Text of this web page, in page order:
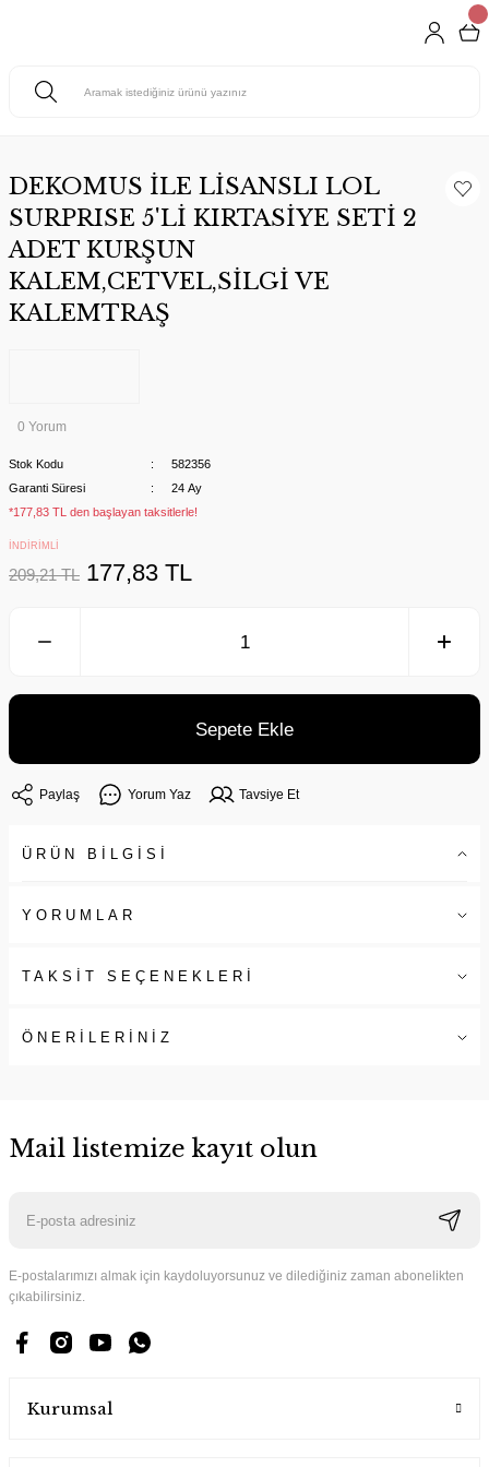
DEKOMUS İLE LİSANSLI LOL
SURPRISE 5'Lİ KIRTASİYE SETİ 2
ADET KURŞUN
KALEM,CETVEL,SİLGİ VE
KALEMTRAŞ
0 Yorum
Stok Kodu
582356
Garanti Süresi
24 Ay
*177,83 TL den başlayan taksitlerle!
İNDİRİMLİ
209,21 TL 177,83 TL
Sepete Ekle
Paylaş Yorum Yaz Tavsiye Et
ÜRÜN BİLGİSİ
YORUMLAR
TAKSİT SEÇENEKLERİ
ÖNERİLERİNİZ
Mail listemize kayıt olun
E-postalarımızı almak için kaydoluyorsunuz ve dilediğiniz zaman abonelikten
çıkabilirsiniz.
Kurumsal